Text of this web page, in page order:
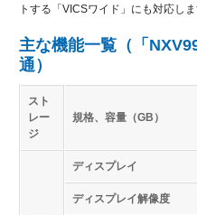
トする「VICSワイド」にも対応しま
主な機能一覧（「
通）
スト
レー
ジ
規格、容量（GB）
ディスプレイ
ディスプレイ解像度